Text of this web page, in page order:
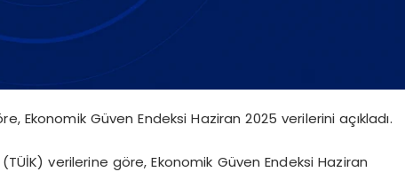
Ekonomik Güven Endeksi Haziran 2025 verilerini açıkladı.
verilerine göre, Ekonomik Güven Endeksi Haziran